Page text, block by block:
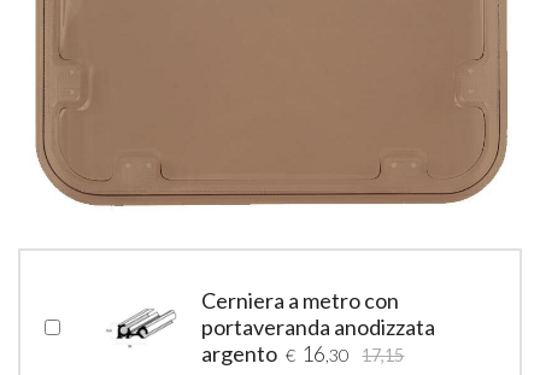
Cerniera a metro con
portaveranda anodizzata
argento € 16 ,30 17,15